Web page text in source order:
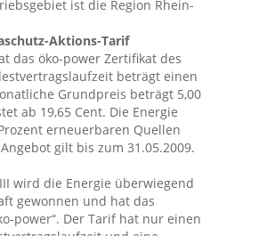
ist die Region Rhein-
Aktions-Tarif
das öko-power Zertifikat des
beträgt einen
Grundpreis beträgt 5,00
ab 19,65 Cent. Die Energie
erneuerbaren Quellen
gilt bis zum 31.05.2009.
wird die Energie überwiegend
gewonnen und hat das
power“. Der Tarif hat nur einen